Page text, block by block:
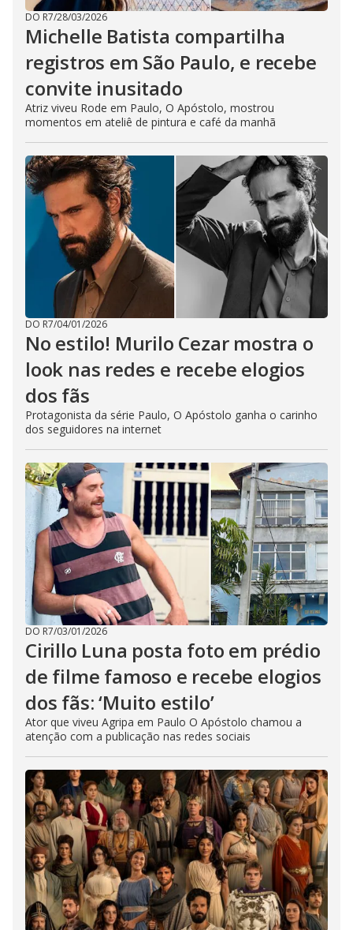
DO R7/28/03/2026
Michelle Batista compartilha
registros em São Paulo, e recebe
convite inusitado
Atriz viveu Rode em Paulo, O Apóstolo, mostrou
momentos em ateliê de pintura e café da manhã
DO R7/04/01/2026
No estilo! Murilo Cezar mostra o
look nas redes e recebe elogios
dos fãs
Protagonista da série Paulo, O Apóstolo ganha o carinho
dos seguidores na internet
DO R7/03/01/2026
Cirillo Luna posta foto em prédio
de filme famoso e recebe elogios
dos fãs: ‘Muito estilo’
Ator que viveu Agripa em Paulo O Apóstolo chamou a
atenção com a publicação nas redes sociais